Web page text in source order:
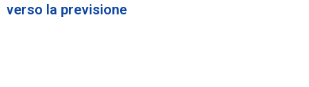
verso la previsione